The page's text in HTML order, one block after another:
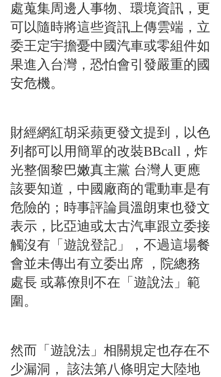
處蒐集周邊人事物、環境資訊，更
可以隨時將這些資訊上傳雲端，立
委王定宇擔憂中國汽車或零組件如
果進入台灣，恐怕會引發嚴重的國
安危機。
財經網紅胡采蘋更發文提到， 以色
列都可以用簡單的改裝BBcall，炸
光整個黎巴嫩真主黨 台灣人更應
該要知道，中國廠商的電動車是有
危險的； 時事評論員溫朗東也發文
表示，比亞迪或太古汽車跟立委接
觸沒有「遊說登記」，不過這場餐
會並未傳出有立委出席 ，院總務
處長 或幕僚則不在「遊說法」範
圍。
然而「遊說法」相關規定也存在不
少漏洞， 該法第八條明定大陸地